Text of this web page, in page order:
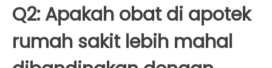
Q2: Apakah obat di apotek
rumah sakit lebih mahal